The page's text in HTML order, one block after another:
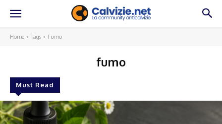
Home Tags Fumo
fumo
Must Read